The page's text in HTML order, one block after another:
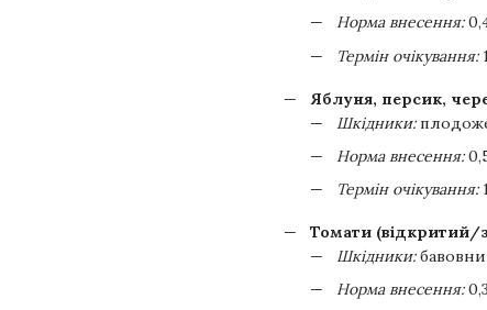
Норма внесення:
Термін очікування:
Яблуня, персик,
Шкідники:
Норма внесення:
Термін очікування:
Томати (відкритий/
Шкідники:
Норма внесення: